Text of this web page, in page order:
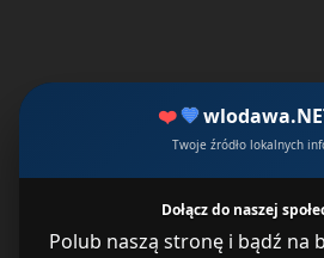
❤️ 💙
Twoje źródło lokalnych
Dołącz do naszej
Polub naszą stronę i bądź na